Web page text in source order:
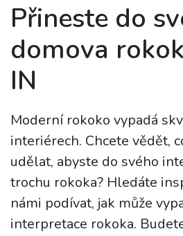
Přineste do
domova
IN
Moderní rokoko vypadá
interiérech. Chcete vědět,
udělat, abyste do svého
trochu rokoka? Hledáte
námi podívat, jak může
interpretace rokoka.